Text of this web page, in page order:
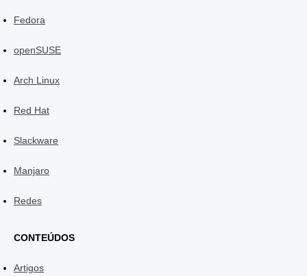
Fedora
openSUSE
Arch Linux
Red Hat
Slackware
Manjaro
Redes
CONTEÚDOS
Artigos